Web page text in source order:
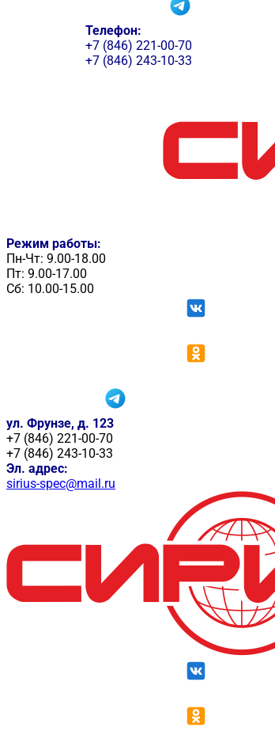
Телефон:
+7 (846) 221-00-70
+7 (846) 243-10-33
Режим работы:
Пн-Чт: 9.00-18.00
Пт: 9.00-17.00
Сб: 10.00-15.00
ул. Фрунзе, д. 123
+7 (846) 221-00-70
+7 (846) 243-10-33
Эл. адрес:
sirius-spec@mail.ru